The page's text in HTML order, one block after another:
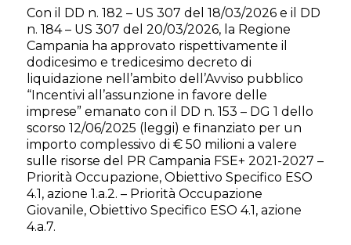
Con il DD n. 182 – US 307 del 18/03/2026 e il DD
n. 184 – US 307 del 20/03/2026, la Regione
Campania ha approvato rispettivamente il
dodicesimo e tredicesimo decreto di
liquidazione nell’ambito dell’Avviso pubblico
“Incentivi all’assunzione in favore delle
imprese” emanato con il DD n. 153 – DG 1 dello
scorso 12/06/2025 (leggi) e finanziato per un
importo complessivo di € 50 milioni a valere
sulle risorse del PR Campania FSE+ 2021-2027 –
Priorità Occupazione, Obiettivo Specifico ESO
4.1, azione 1.a.2. – Priorità Occupazione
Giovanile, Obiettivo Specifico ESO 4.1, azione
4.a.7.